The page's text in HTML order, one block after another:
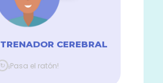
CEREBRAL
↻ ¡Pasa el ratón!
5
€